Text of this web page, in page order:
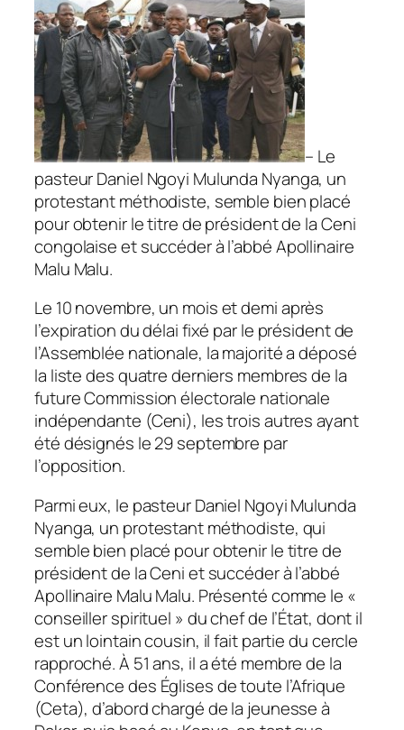
– Le
pasteur Daniel Ngoyi Mulunda Nyanga, un
protestant méthodiste, semble bien placé
pour obtenir le titre de président de la Ceni
congolaise et succéder à l’abbé Apollinaire
Malu Malu.
Le 10 novembre, un mois et demi après
l’expiration du délai fixé par le président de
l’Assemblée nationale, la majorité a déposé
la liste des quatre derniers membres de la
future Commission électorale nationale
indépendante (Ceni), les trois autres ayant
été désignés le 29 septembre par
l’opposition.
Parmi eux, le pasteur Daniel Ngoyi Mulunda
Nyanga, un protestant méthodiste, qui
semble bien placé pour obtenir le titre de
président de la Ceni et succéder à l’abbé
Apollinaire Malu Malu. Présenté comme le «
conseiller spirituel » du chef de l’État, dont il
est un lointain cousin, il fait partie du cercle
rapproché. À 51 ans, il a été membre de la
Conférence des Églises de toute l’Afrique
(Ceta), d’abord chargé de la jeunesse à